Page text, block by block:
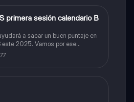
primera sesión calendario B
a sacar un buen puntaje en
este 2025. Vamos por ese
admitido en la universidad que
carrera que quieres y no la que te